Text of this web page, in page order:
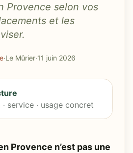
Provence selon vos
et les
·Le Mûrier·11 juin 2026
service · usage concret
Provence n’est pas une